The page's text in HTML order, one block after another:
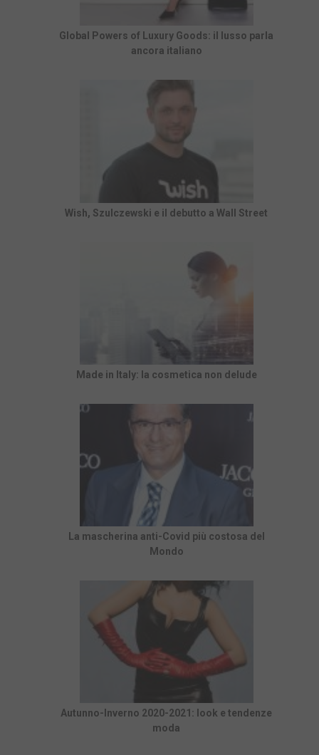
Global Powers of Luxury Goods: il lusso parla
ancora italiano
Wish, Szulczewski e il debutto a Wall Street
Made in Italy: la cosmetica non delude
La mascherina anti-Covid più costosa del
Mondo
Autunno-Inverno 2020-2021: look e tendenze
moda